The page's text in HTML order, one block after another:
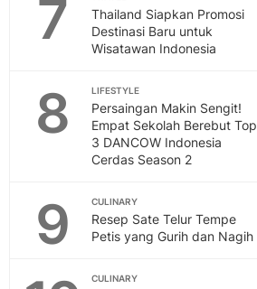
7
Thailand Siapkan Promosi
Destinasi Baru untuk
Wisatawan Indonesia
8 LIFESTYLE
Persaingan Makin Sengit!
Empat Sekolah Berebut Top
3 DANCOW Indonesia
Cerdas Season 2
9 CULINARY
Resep Sate Telur Tempe
Petis yang Gurih dan Nagih
CULINARY